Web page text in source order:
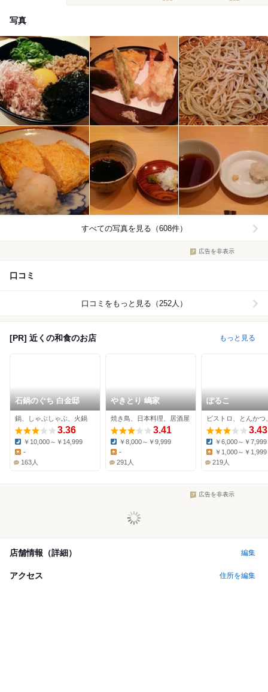
写真
すべての写真を見る（608件）
広告を非表示
口コミ
口コミをもっと見る（252人）
[PR] 近くの和食のお店 もっと見る
石鍋のぐち 白金邸
鍋、しゃぶしゃぶ、火鍋
3.36
Dinner:
￥10,000～￥14,999
-
163人
やきとり 嶋家
焼き鳥、日本料理、居酒屋
3.41
Dinner:
￥8,000～￥9,999
-
291人
ぽるこ
3.43
Dinner:
￥6,000～￥7,999
￥1,000～￥1,999
219人
広告を非表示
店舗情報（詳細） 編集
アクセス 住所を編集